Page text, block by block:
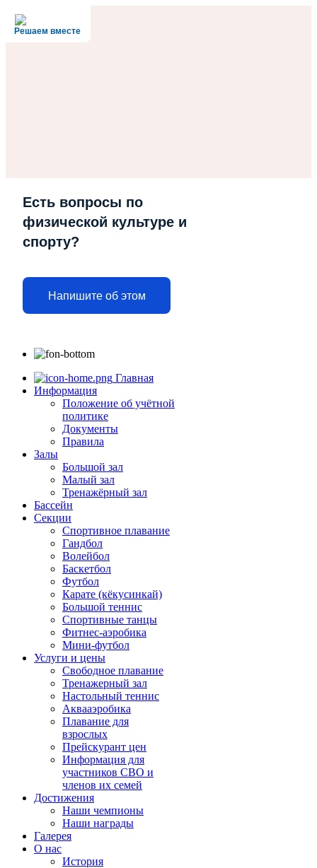
Решаем вместе
Есть вопросы по
физической культуре и
спорту?
Напишите об этом
Главная
Информация
Положение об учётной
политике
Документы
Правила
Залы
Большой зал
Малый зал
Тренажёрный зал
Бассейн
Секции
Спортивное плавание
Гандбол
Волейбол
Баскетбол
Футбол
Карате (кёкусинкай)
Большой теннис
Спортивные танцы
Фитнес-аэробика
Мини-футбол
Услуги и цены
Свободное плавание
Тренажерный зал
Настольный теннис
Аквааэробика
Плавание для
взрослых
Прейскурант цен
Информация для
участников СВО и
членов их семей
Достижения
Наши чемпионы
Наши награды
Галерея
О нас
История